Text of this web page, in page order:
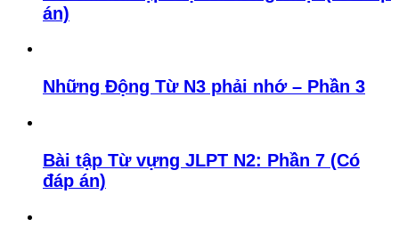
án)
Những Động Từ N3 phải nhớ – Phần 3
Bài tập Từ vựng JLPT N2: Phần 7 (Có
đáp án)